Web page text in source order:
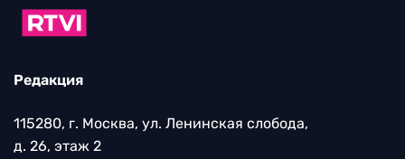
Редакция
115280, г. Москва, ул. Ленинская слобода,
д. 26, этаж 2